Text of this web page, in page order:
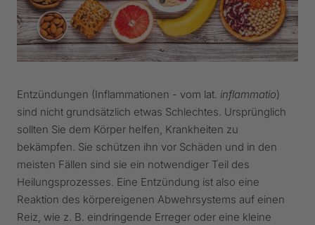
Entzündungen (Inflammationen - vom lat. inflammatio)
sind nicht grundsätzlich etwas Schlechtes. Ursprünglich
sollten Sie dem Körper helfen, Krankheiten zu
bekämpfen. Sie schützen ihn vor Schäden und in den
meisten Fällen sind sie ein notwendiger Teil des
Heilungsprozesses. Eine Entzündung ist also eine
Reaktion des körpereigenen Abwehrsystems auf einen
Reiz, wie z. B. eindringende Erreger oder eine kleine